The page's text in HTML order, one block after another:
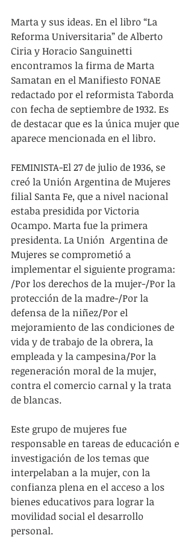
Marta y sus ideas. En el libro “La
Reforma Universitaria” de Alberto
Ciria y Horacio Sanguinetti
encontramos la firma de Marta
Samatan en el Manifiesto FONAE
redactado por el reformista Taborda
con fecha de septiembre de 1932. Es
de destacar que es la única mujer que
aparece mencionada en el libro.
FEMINISTA-El 27 de julio de 1936, se
creó la Unión Argentina de Mujeres
filial Santa Fe, que a nivel nacional
estaba presidida por Victoria
Ocampo. Marta fue la primera
presidenta. La Unión  Argentina de
Mujeres se comprometió a
implementar el siguiente programa:
/Por los derechos de la mujer-/Por la
protección de la madre-/Por la
defensa de la niñez/Por el
mejoramiento de las condiciones de
vida y de trabajo de la obrera, la
empleada y la campesina/Por la
regeneración moral de la mujer,
contra el comercio carnal y la trata
de blancas.
Este grupo de mujeres fue
responsable en tareas de educación e
investigación de los temas que
interpelaban a la mujer, con la
confianza plena en el acceso a los
bienes educativos para lograr la
movilidad social el desarrollo
personal.